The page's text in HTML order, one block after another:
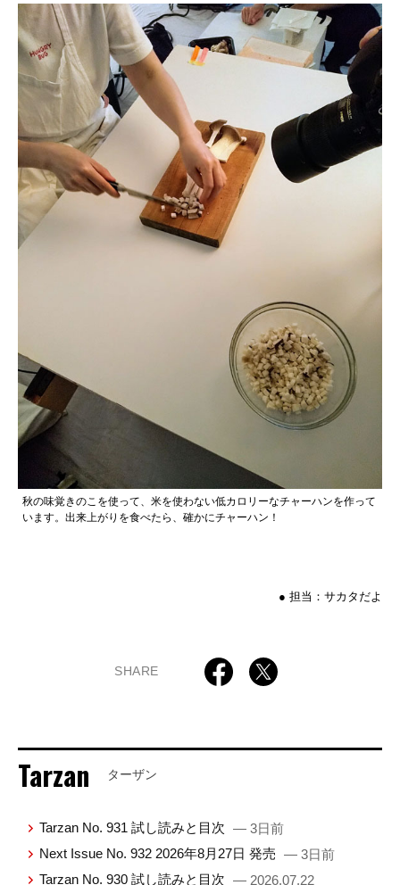
秋の味覚きのこを使って、米を使わない低カロリーなチャーハンを作って
います。出来上がりを食べたら、確かにチャーハン！
● 担当：サカタだよ
SHARE
Tarzan ターザン
Tarzan No. 931 試し読みと目次 — 3日前
Next Issue No. 932 2026年8月27日 発売 — 3日前
Tarzan No. 930 試し読みと目次 — 2026.07.22